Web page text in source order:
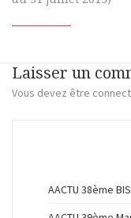
Laisser un
Vous devez être
AACTU 38ème